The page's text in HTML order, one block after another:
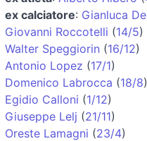
ex calciatore: Gianluca
Giovanni Roccotelli (14/5)
Walter Speggiorin (16/12)
Antonio Lopez (17/1)
Domenico Labrocca (18/8)
Egidio Calloni (1/12)
Giuseppe Lelj (21/11)
Oreste Lamagni (23/4)